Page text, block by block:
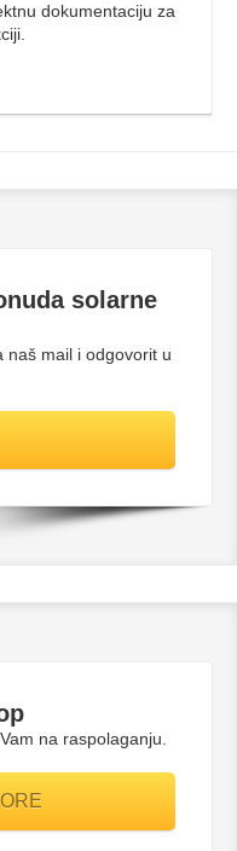
dokumentaciju za
solarne
naš mail i odgovorit u
na raspolaganju.